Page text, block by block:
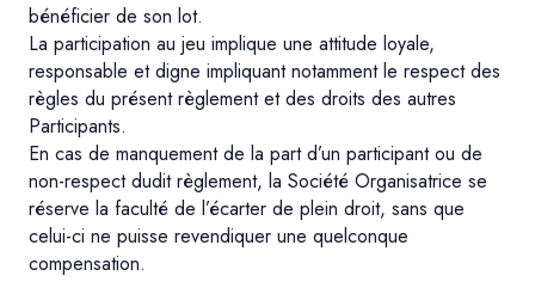
bénéficier de son lot.
La participation au jeu implique une attitude loyale,
responsable et digne impliquant notamment le respect des
règles du présent règlement et des droits des autres
Participants.
En cas de manquement de la part d’un participant ou de
non-respect dudit règlement, la Société Organisatrice se
réserve la faculté de l’écarter de plein droit, sans que
celui-ci ne puisse revendiquer une quelconque
compensation.